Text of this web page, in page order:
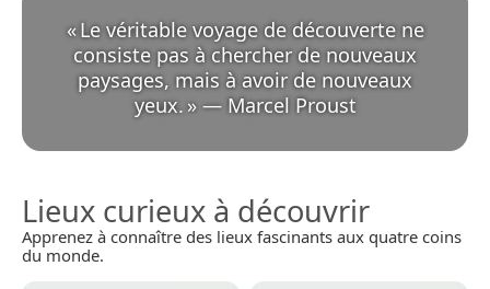
«Le véritable voyage de découverte ne
consiste pas à chercher de nouveaux
paysages, mais à avoir de nouveaux
yeux. » — Marcel Proust
Lieux curieux à découvrir
Apprenez à connaître des lieux fascinants aux quatre coins
du monde.